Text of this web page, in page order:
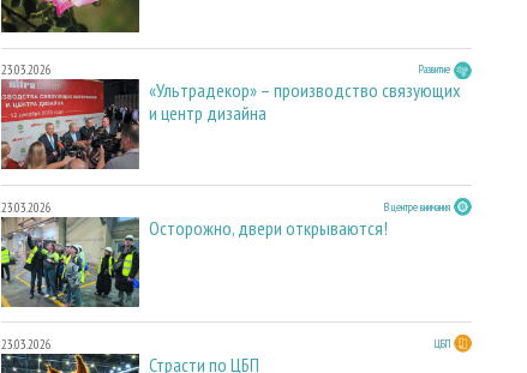
23.03.2026 Развитие
«Ультрадекор» – производство связующих
и центр дизайна
23.03.2026 В центре внимания
Осторожно, двери открываются!
23.03.2026 ЦБП
Страсти по ЦБП